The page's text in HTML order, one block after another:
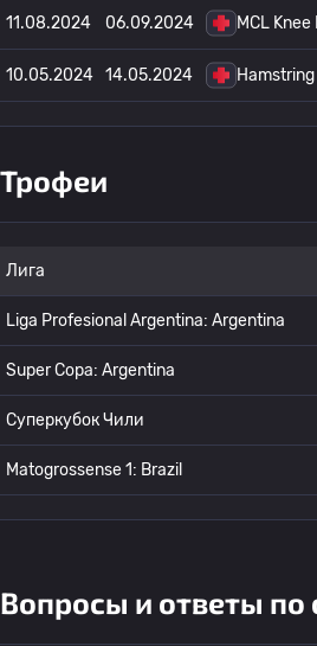
11.08.2024 06.09.2024 MCL
10.05.2024 14.05.2024 Hamstring
Трофеи
Лига
Liga Profesional Argentina: Argentina
Super Copa: Argentina
Суперкубок Чили
Matogrossense 1: Brazil
Вопросы и ответы по